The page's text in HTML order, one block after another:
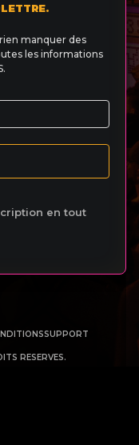
manquer des
les informations
en tout
SUPPORT
RESERVES.